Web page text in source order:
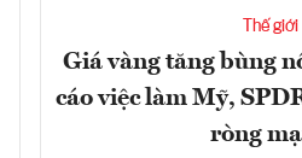
Thế giới
Giá vàng tăng bùng
cáo việc làm Mỹ,
ròng